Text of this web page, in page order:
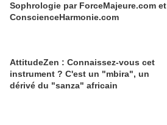
Sophrologie par ForceMajeure.com et
ConscienceHarmonie.com
AttitudeZen : Connaissez-vous cet
instrument ? C'est un "mbira", un
dérivé du "sanza" africain